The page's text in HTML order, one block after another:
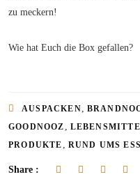
zu meckern!
Wie hat Euch die Box gefallen?
AUSPACKEN
GOODNOOZ
PRODUKTE
RUND UMS
Share :